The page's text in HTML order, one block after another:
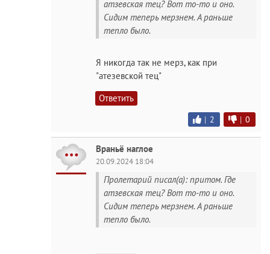
атзевская тец? Вот то-то и оно.
Сидим теперь мерзнем. А раньше
тепло было.
Я никогда так не мерз, как при
"атезевской тец"
Ответить
| 2 | 0
Враньё наглое
20.09.2024 18:04
Пролетарий писал(а): притом. Где
атзевская тец? Вот то-то и оно.
Сидим теперь мерзнем. А раньше
тепло было.